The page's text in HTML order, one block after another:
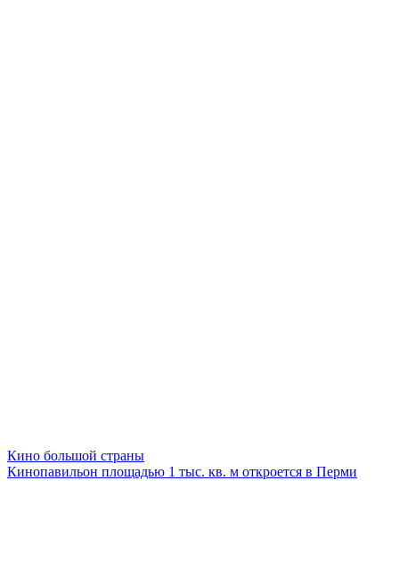
Кино большой страны
Кинопавильон площадью 1 тыс. кв. м откроется в Перми